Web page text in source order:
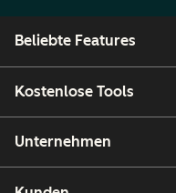
Beliebte Features
Kostenlose Tools
Unternehmen